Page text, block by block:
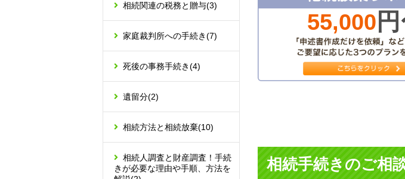
55,000
相続手続きのご相
相続関連の税務と贈与(3)
家庭裁判所への手続き(7)
死後の事務手続き(4)
遺留分(2)
相続方法と相続放棄(10)
相続人調査と財産調査！手続
きが必要な理由や手順、方法を